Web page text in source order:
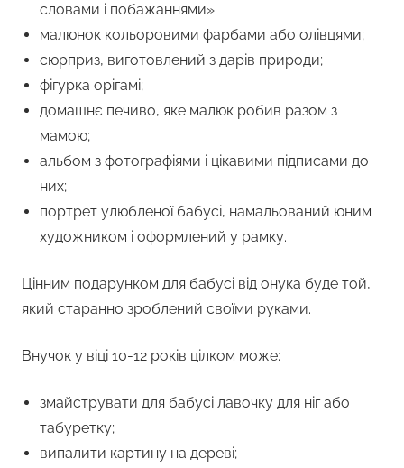
словами і побажаннями»
малюнок кольоровими фарбами або олівцями;
сюрприз, виготовлений з дарів природи;
фігурка орігамі;
домашнє печиво, яке малюк робив разом з
мамою;
альбом з фотографіями і цікавими підписами до
них;
портрет улюбленої бабусі, намальований юним
художником і оформлений у рамку.
Цінним подарунком для бабусі від онука буде той,
який старанно зроблений своїми руками.
Внучок у віці 10-12 років цілком може:
змайструвати для бабусі лавочку для ніг або
табуретку;
випалити картину на дереві;